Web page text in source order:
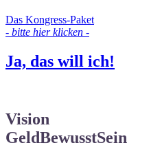
Das Kongress-Paket
- bitte hier klicken -
Ja, das will ich!
Vision
GeldBewusstSein